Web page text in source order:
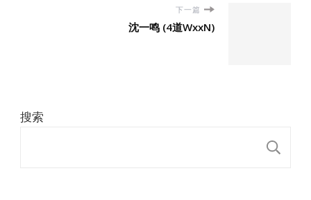
下一篇
沈一鸣 (4道WxxN)
搜索